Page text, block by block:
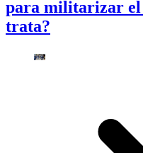
para militarizar el
trata?